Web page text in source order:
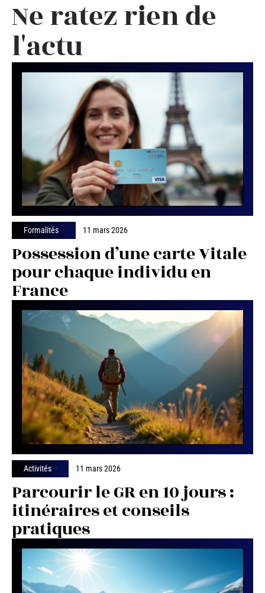
Ne ratez rien de
l'actu
Formalités 11 mars 2026
Possession d’une carte Vitale
pour chaque individu en
France
Activités 11 mars 2026
Parcourir le GR en 10 jours :
itinéraires et conseils
pratiques